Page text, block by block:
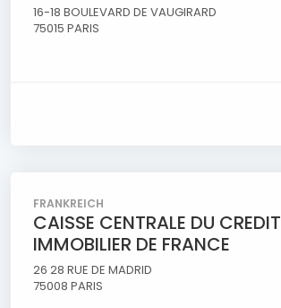
16-18 BOULEVARD DE VAUGIRARD
75015 PARIS
FRANKREICH
CAISSE CENTRALE DU CREDIT
IMMOBILIER DE FRANCE
26 28 RUE DE MADRID
75008 PARIS